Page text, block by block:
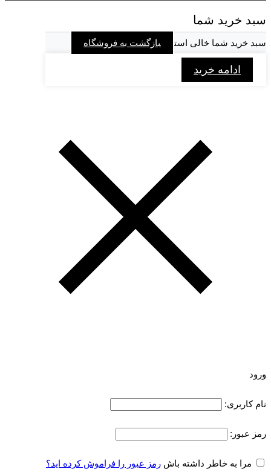
سبد خرید شما
سبد خرید شما خالی است بازگشت به فروشگاه
ادامه خرید
ورود
نام کاربری:
رمز عبور:
مرا به خاطر داشته باش رمز عبور را فراموش کرده اید؟